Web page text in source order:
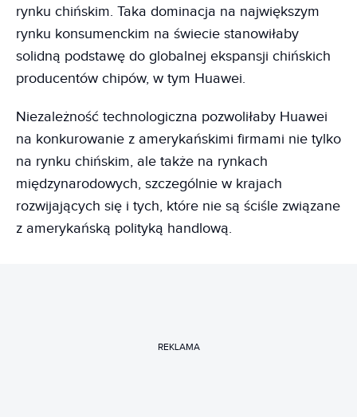
rynku chińskim. Taka dominacja na największym
rynku konsumenckim na świecie stanowiłaby
solidną podstawę do globalnej ekspansji chińskich
producentów chipów, w tym Huawei.
Niezależność technologiczna pozwoliłaby Huawei
na konkurowanie z amerykańskimi firmami nie tylko
na rynku chińskim, ale także na rynkach
międzynarodowych, szczególnie w krajach
rozwijających się i tych, które nie są ściśle związane
z amerykańską polityką handlową.
REKLAMA